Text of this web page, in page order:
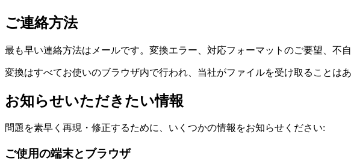
ご連絡方法
最も早い連絡方法はメールです。変換エラー、対応フォーマットのご要望、不
変換はすべてお使いのブラウザ内で行われ、当社がファイルを受け取ることは
お知らせいただきたい情報
問題を素早く再現・修正するために、いくつかの情報をお知らせください:
ご使用の端末とブラウザ